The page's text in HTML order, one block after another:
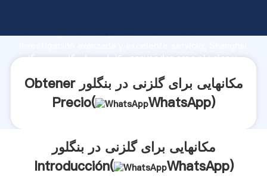
fuerte capacidad de producción, fuerza de
مکانهایی برای گلزنی در بنگلور proveedor crea el valor y
Obtener مکانهایی برای گلزنی در بنگلور
Precio(
WhatsApp)
مکانهایی برای گلزنی در بنگلور
Introducción(
WhatsApp)